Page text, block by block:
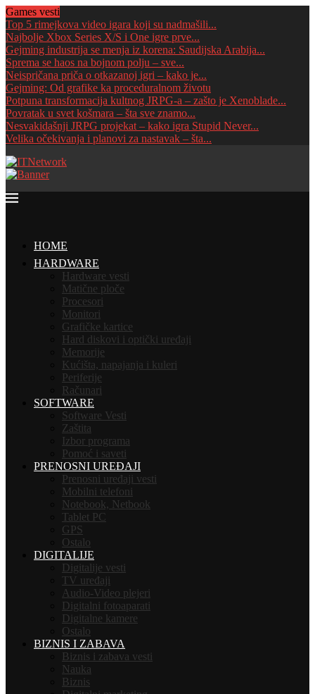
Games vesti
Top 5 rimejkova video igara koji su nadmašili...
Najbolje Xbox Series X/S i One igre prve...
Gejming industrija se menja iz korena: Saudijska Arabija...
Sprema se haos na bojnom polju – sve...
Neispričana priča o otkazanoj igri – kako je...
Gejming: Od grafike ka proceduralnom životu
Potpuna transformacija kultnog JRPG-a – zašto je Xenoblade...
Povratak u svet košmara – šta sve znamo...
Nesvakidašnji JRPG projekat – kako igra Stupid Never...
Velika očekivanja i planovi za nastavak – šta...
HOME
HARDWARE
Hardware vesti
Matične ploče
Procesori
Monitori
Grafičke kartice
Hard diskovi i optički uređaji
Memorije
Kućišta, napajanja i kuleri
Periferije
Računari
SOFTWARE
Software Vesti
Zaštita
Izbor programa
Pomoć i saveti
PRENOSNI UREĐAJI
Prenosni uređaji vesti
Mobilni telefoni
Notebook, Netbook
Tablet PC
GPS
Ostalo
DIGITALIJE
Digitalije vesti
TV uređaji
Audio-Video plejeri
Digitalni fotoaparati
Digitalne kamere
Ostalo
BIZNIS I ZABAVA
Biznis i zabava vesti
Nauka
Biznis